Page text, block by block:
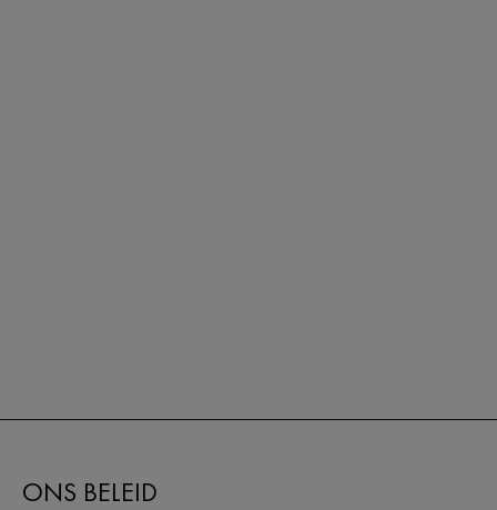
ONS BELEID